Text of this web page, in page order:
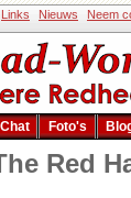
Links Nieuws Neem
Chat Foto's
Red